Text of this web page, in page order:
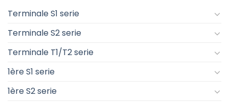
Terminale S1 serie
Terminale S2 serie
Terminale T1/T2 serie
1ère S1 serie
1ère S2 serie